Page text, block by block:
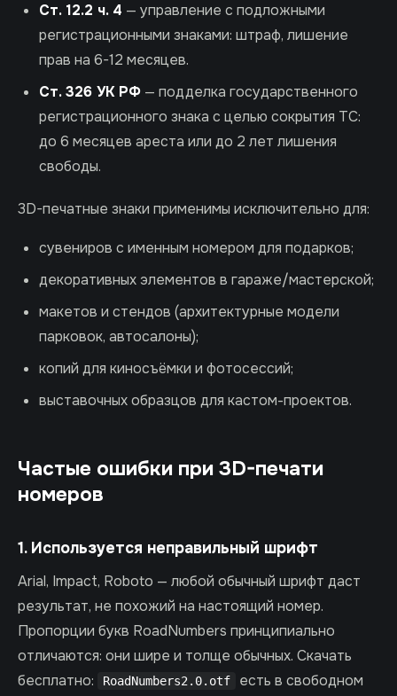
Ст. 12.2 ч. 4 — управление с подложными
регистрационными знаками: штраф, лишение
прав на 6-12 месяцев.
Ст. 326 УК РФ — подделка государственного
регистрационного знака с целью сокрытия ТС:
до 6 месяцев ареста или до 2 лет лишения
свободы.
3D-печатные знаки применимы исключительно для:
сувениров с именным номером для подарков;
декоративных элементов в гараже/мастерской;
макетов и стендов (архитектурные модели
парковок, автосалоны);
копий для киносъёмки и фотосессий;
выставочных образцов для кастом-проектов.
Частые ошибки при 3D-печати
номеров
1. Используется неправильный шрифт
Arial, Impact, Roboto — любой обычный шрифт даст
результат, не похожий на настоящий номер.
Пропорции букв RoadNumbers принципиально
отличаются: они шире и толще обычных. Скачать
бесплатно:
RoadNumbers2.0.otf есть в свободном